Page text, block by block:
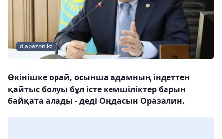
diapazon.kz
Өкінішке орай, осынша адамның індеттен
қайтыс болуы бұл істе кемшіліктер барын
байқата алады - деді Оңдасын Оразалин.